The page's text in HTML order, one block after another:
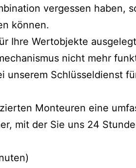
vergessen haben,
können.
Ihre Wertobjekte
nicht mehr
unserem Schlüsseldienst
Monteuren eine
mit der Sie uns 24